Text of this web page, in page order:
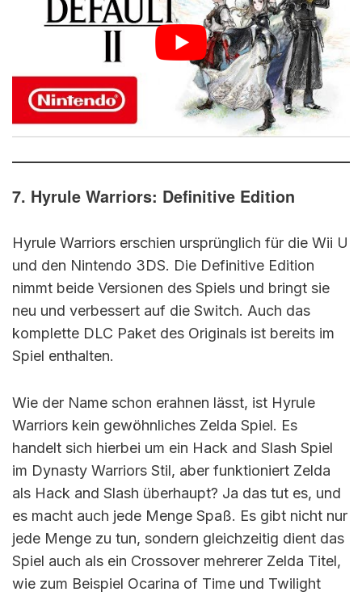
7. Hyrule Warriors: Definitive Edition
Hyrule Warriors erschien ursprünglich für die Wii U
und den Nintendo 3DS. Die Definitive Edition
nimmt beide Versionen des Spiels und bringt sie
neu und verbessert auf die Switch. Auch das
komplette DLC Paket des Originals ist bereits im
Spiel enthalten.
Wie der Name schon erahnen lässt, ist Hyrule
Warriors kein gewöhnliches Zelda Spiel. Es
handelt sich hierbei um ein Hack and Slash Spiel
im Dynasty Warriors Stil, aber funktioniert Zelda
als Hack and Slash überhaupt? Ja das tut es, und
es macht auch jede Menge Spaß. Es gibt nicht nur
jede Menge zu tun, sondern gleichzeitig dient das
Spiel auch als ein Crossover mehrerer Zelda Titel,
wie zum Beispiel Ocarina of Time und Twilight